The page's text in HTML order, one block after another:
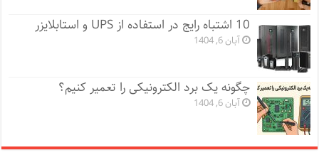
10 اشتباه رایج در استفاده از UPS و استابلایزر
آبان 6, 1404
چگونه یک برد الکترونیکی را تعمیر کنیم؟
آبان 6, 1404